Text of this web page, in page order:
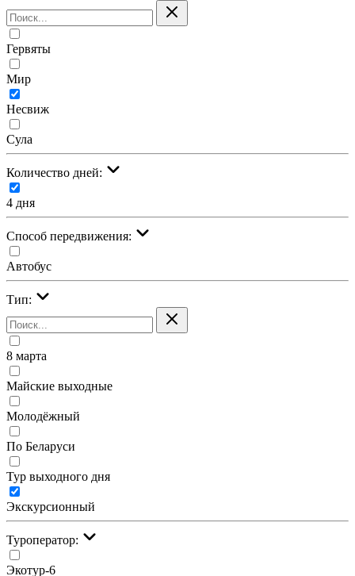
Гервяты
Мир
Несвиж
Сула
Количество дней:
4 дня
Cпособ передвижения:
Автобус
Тип:
8 марта
Майские выходные
Молодёжный
По Беларуси
Тур выходного дня
Экскурсионный
Туроператор:
Экотур-6